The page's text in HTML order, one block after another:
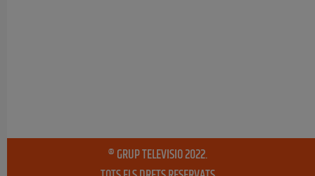
® GRUP TELEVISIO 2022.